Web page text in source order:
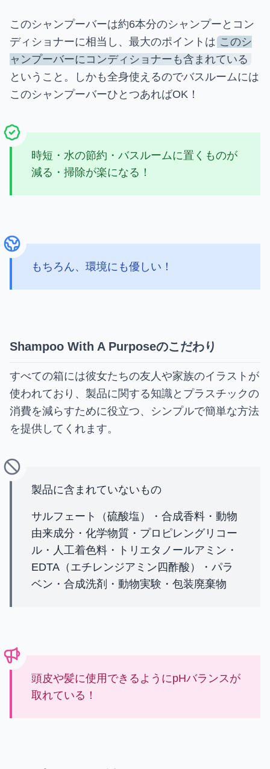
このシャンプーバーは約6本分のシャンプーとコン
ディショナーに相当し、最大のポイントは このシ
ャンプーバーにコンディショナーも含まれている
ということ。しかも全身使えるのでバスルームには
このシャンプーバーひとつあればOK！
時短・水の節約・バスルームに置くものが
減る・掃除が楽になる！
もちろん、環境にも優しい！
Shampoo With A Purposeのこだわり
すべての箱には彼女たちの友人や家族のイラストが
使われており、製品に関する知識とプラスチックの
消費を減らすために役立つ、シンプルで簡単な方法
を提供してくれます。
製品に含まれていないもの
サルフェート（硫酸塩）・合成香料・動物
由来成分・化学物質・プロピレングリコー
ル・人工着色料・トリエタノールアミン・
EDTA（エチレンジアミン四酢酸）・パラ
ベン・合成洗剤・動物実験・包装廃棄物
頭皮や髪に使用できるようにpHバランスが
取れている！